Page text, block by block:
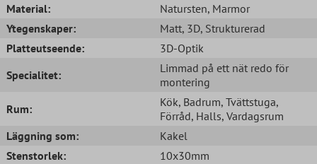
Material:
Natursten, Marmor
Ytegenskaper:
Matt, 3D, Strukturerad
Platteutseende:
3D-Optik
Specialitet:
Limmad på ett nät redo för
montering
Rum:
Kök, Badrum, Tvättstuga,
Förråd, Halls, Vardagsrum
Läggning som:
Kakel
Stenstorlek:
10x30mm